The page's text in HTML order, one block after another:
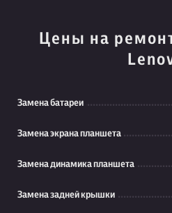
Цены на
Замена батареи
Замена экрана планшета
Замена динамика планшета
Замена задней крышки